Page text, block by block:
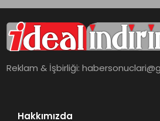
Reklam & İşbirliği:
Hakkımızda